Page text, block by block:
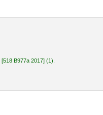
B977a 2017] (1).